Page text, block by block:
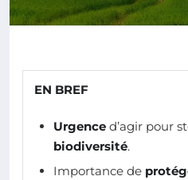
EN BREF
Urgence d’agir pour
biodiversité.
Importance de